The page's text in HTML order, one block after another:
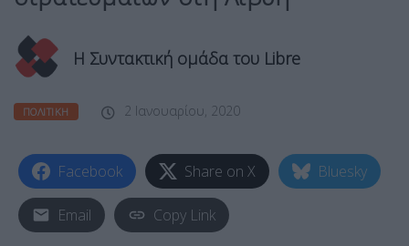
Η Συντακτική ομάδα του Libre
ΠΟΛΙΤΙΚΉ 2 Ιανουαρίου, 2020
Facebook Share on X Bluesky
Email Copy Link